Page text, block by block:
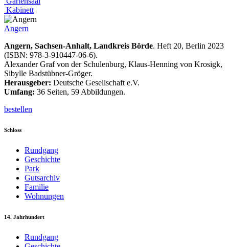
Kabinett
Angern
Angern, Sachsen-Anhalt, Landkreis Börde. Heft 20, Berlin 2023
(ISBN: 978-3-910447-06-6).
Alexander Graf von der Schulenburg, Klaus-Henning von Krosigk,
Sibylle Badstübner-Gröger.
Herausgeber: Deutsche Gesellschaft e.V.
Umfang: 36 Seiten, 59 Abbildungen.
bestellen
Schloss
Rundgang
Geschichte
Park
Gutsarchiv
Familie
Wohnungen
14. Jahrhundert
Rundgang